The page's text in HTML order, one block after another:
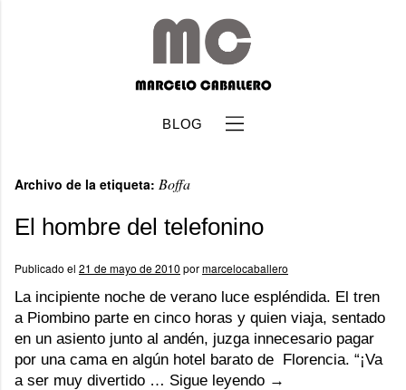
BLOG
Archivo de la etiqueta: Boffa
El hombre del telefonino
Publicado el 21 de mayo de 2010 pormarcelocaballero
La incipiente noche de verano luce espléndida. El tren
a Piombino parte en cinco horas y quien viaja, sentado
en un asiento junto al andén, juzga innecesario pagar
por una cama en algún hotel barato de Florencia. “¡Va
a ser muy divertido … Sigue leyendo →